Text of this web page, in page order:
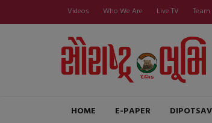
Videos Who We Are Live TV Team
HOME E-PAPER